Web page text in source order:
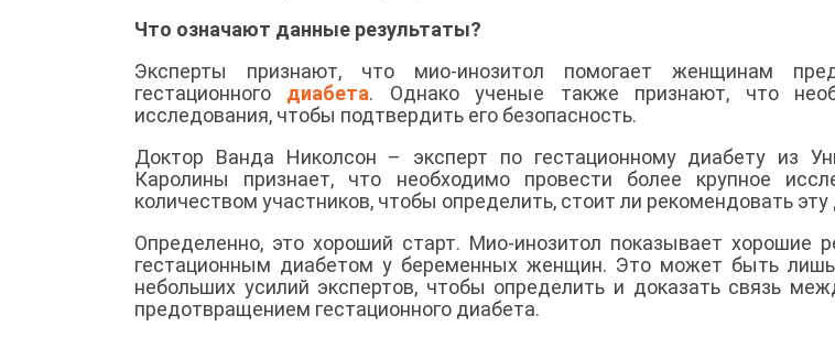
Что означают данные результаты?
Эксперты признают, что мио-инозитол помогает женщинам
гестационного диабета. Однако ученые также признают, что
исследования, чтобы подтвердить его безопасность.
Доктор Ванда Николсон – эксперт по гестационному диабету из
Каролины признает, что необходимо провести более крупное
количеством участников, чтобы определить, стоит ли рекомендовать эту
Определенно, это хороший старт. Мио-инозитол показывает хорошие
гестационным диабетом у беременных женщин. Это может быть
небольших усилий экспертов, чтобы определить и доказать связь
предотвращением гестационного диабета.